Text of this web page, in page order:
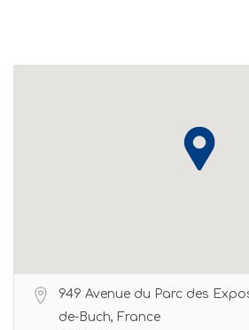
949 Avenue du Parc des
de-Buch, France